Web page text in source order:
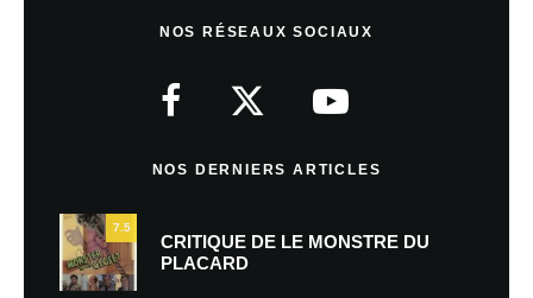
NOS RÉSEAUX SOCIAUX
NOS DERNIERS ARTICLES
7.5
CRITIQUE DE LE MONSTRE DU
PLACARD